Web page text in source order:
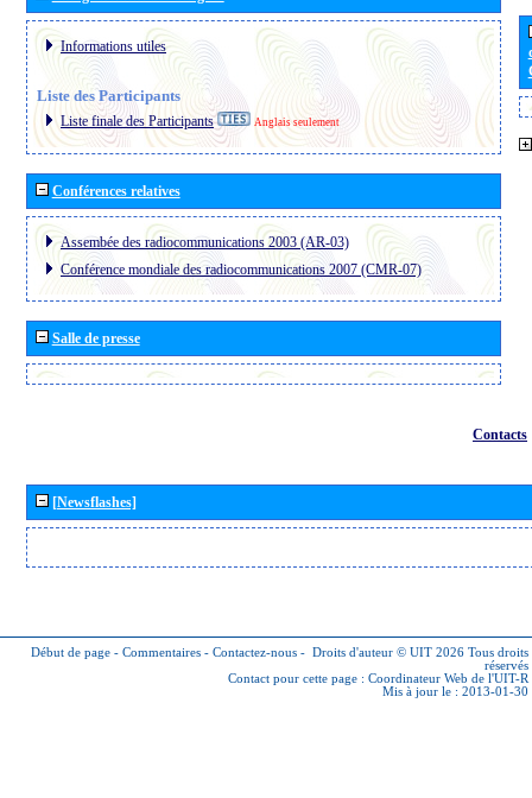
Informations utiles
Liste des Participants
Liste finale des Participants Anglais seulement
Conférences relatives
Assembée des radiocommunications 2003 (AR-03)
Conférence mondiale des radiocommunications 2007 (CMR-07)
Salle de presse
Contacts
[Newsflashes]
Début de page - Commentaires - Contactez-nous - Droits d'auteur © UIT 2026 Tous droits
réservés
Contact pour cette page : Coordinateur Web de l'UIT-R
Mis à jour le : 2013-01-30